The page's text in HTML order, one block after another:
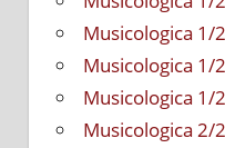
Musicologica 1/
Musicologica 1/
Musicologica 1/
Musicologica 2/